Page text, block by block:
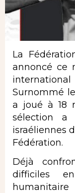
La
annoncé ce
Surnommé
a joué à 18
sélection
israéliennes
Fédération.
Déjà
difficiles en